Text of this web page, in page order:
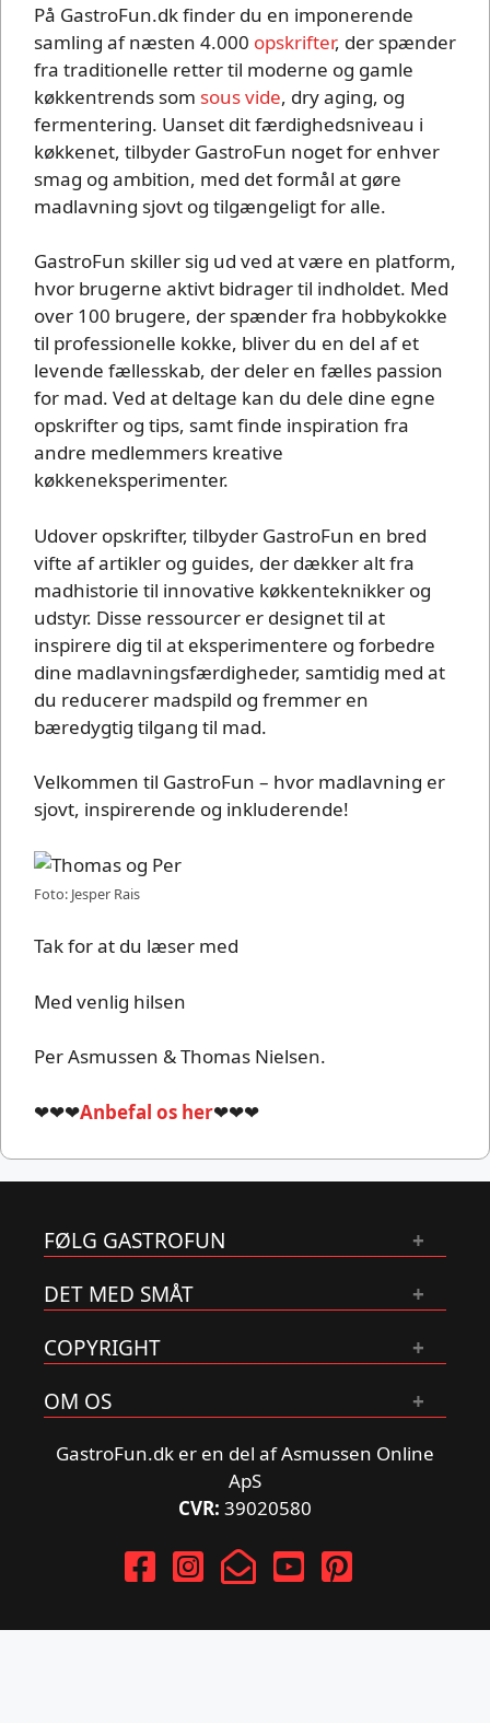
På GastroFun.dk finder du en imponerende
samling af næsten 4.000 opskrifter, der spænder
fra traditionelle retter til moderne og gamle
køkkentrends som sous vide, dry aging, og
fermentering. Uanset dit færdighedsniveau i
køkkenet, tilbyder GastroFun noget for enhver
smag og ambition, med det formål at gøre
madlavning sjovt og tilgængeligt for alle.
GastroFun skiller sig ud ved at være en platform,
hvor brugerne aktivt bidrager til indholdet. Med
over 100 brugere, der spænder fra hobbykokke
til professionelle kokke, bliver du en del af et
levende fællesskab, der deler en fælles passion
for mad. Ved at deltage kan du dele dine egne
opskrifter og tips, samt finde inspiration fra
andre medlemmers kreative
køkkeneksperimenter.
Udover opskrifter, tilbyder GastroFun en bred
vifte af artikler og guides, der dækker alt fra
madhistorie til innovative køkkenteknikker og
udstyr. Disse ressourcer er designet til at
inspirere dig til at eksperimentere og forbedre
dine madlavningsfærdigheder, samtidig med at
du reducerer madspild og fremmer en
bæredygtig tilgang til mad.
Velkommen til GastroFun – hvor madlavning er
sjovt, inspirerende og inkluderende!
Foto: Jesper Rais
Tak for at du læser med
Med venlig hilsen
Per Asmussen & Thomas Nielsen.
❤❤❤Anbefal os her❤❤❤
FØLG GASTROFUN
DET MED SMÅT
COPYRIGHT
OM OS
GastroFun.dk er en del af Asmussen Online
ApS
CVR: 39020580